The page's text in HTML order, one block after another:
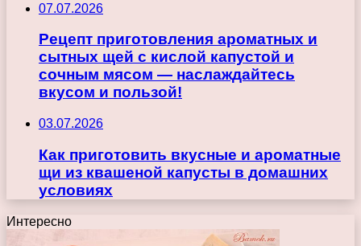
07.07.2026
Рецепт приготовления ароматных и
сытных щей с кислой капустой и
сочным мясом — наслаждайтесь
вкусом и пользой!
03.07.2026
Как приготовить вкусные и ароматные
щи из квашеной капусты в домашних
условиях
Интересно